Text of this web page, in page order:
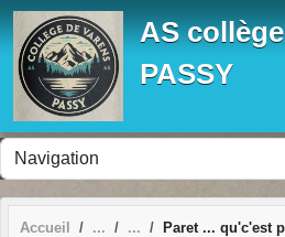
AS
PASSY
Accueil Paret ... qu'c'est
Panneau de gestion des cookies